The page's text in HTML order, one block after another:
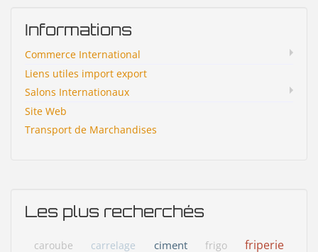
Informations
Commerce International
Liens utiles import export
Salons Internationaux
Site Web
Transport de Marchandises
Les plus recherchés
caroube carrelage ciment frigo
friperie